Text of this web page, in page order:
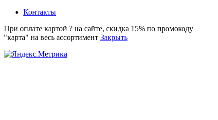
Контакты
При оплате картой ? на сайте, скидка 15% по промокоду
"карта" на весь ассортимент Закрыть